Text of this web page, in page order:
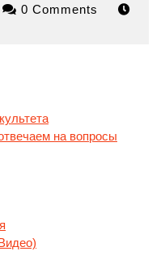
0 Comments
на вопросы